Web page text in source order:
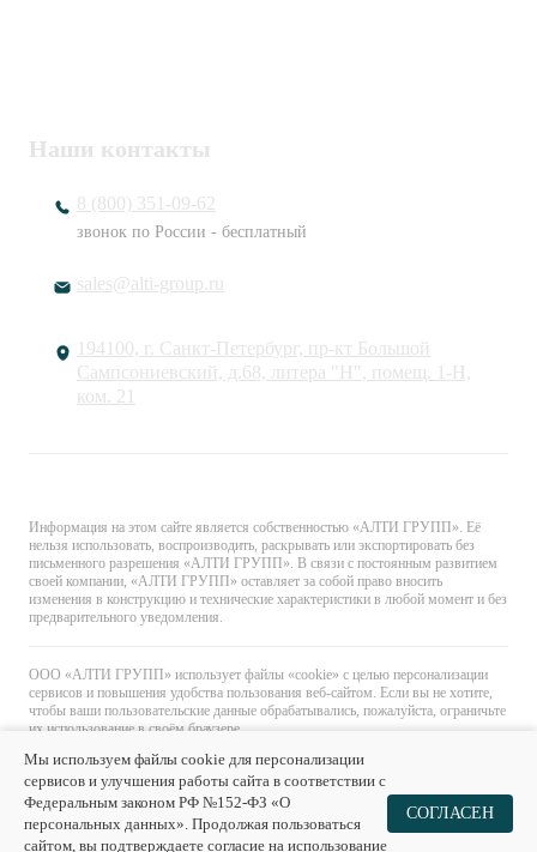
Наши контакты
8 (800) 351-09-62
звонок по России - бесплатный
sales@alti-group.ru
194100, г. Санкт-Петербург, пр-кт Большой
Сампсониевский, д.68, литера "Н", помещ. 1-Н,
ком. 21
Информация на этом сайте является собственностью «АЛТИ ГРУПП». Её
нельзя использовать, воспроизводить, раскрывать или экспортировать без
письменного разрешения «АЛТИ ГРУПП». В связи с постоянным развитием
своей компании, «АЛТИ ГРУПП» оставляет за собой право вносить
изменения в конструкцию и технические характеристики в любой момент и без
предварительного уведомления.
ООО «АЛТИ ГРУПП» использует файлы «cookie» с целью персонализации
сервисов и повышения удобства пользования веб-сайтом. Если вы не хотите,
чтобы ваши пользовательские данные обрабатывались, пожалуйста, ограничьте
их использование в своём браузере.
Мы используем файлы cookie для персонализации
сервисов и улучшения работы сайта в соответствии с
Федеральным законом РФ №152-ФЗ «О
персональных данных». Продолжая пользоваться
сайтом, вы подтверждаете согласие на использование
СОГЛАСЕН
Главная Каталог Избранное